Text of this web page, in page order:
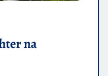
na